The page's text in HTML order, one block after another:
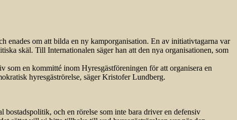
enades om att bilda en ny kamporganisation. En av initiativtagarna var
skäl. Till Internationalen säger han att den nya organisationen, som
som en kommitté inom Hyresgästföreningen för att organisera en
hyresgäströrelse, säger Kristofer Lundberg.
och en rörelse som inte bara driver en defensiv